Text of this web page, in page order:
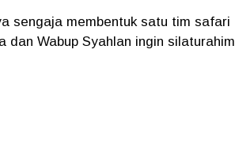
sengaja membentuk satu tim safari
dan Wabup Syahlan ingin silaturahim